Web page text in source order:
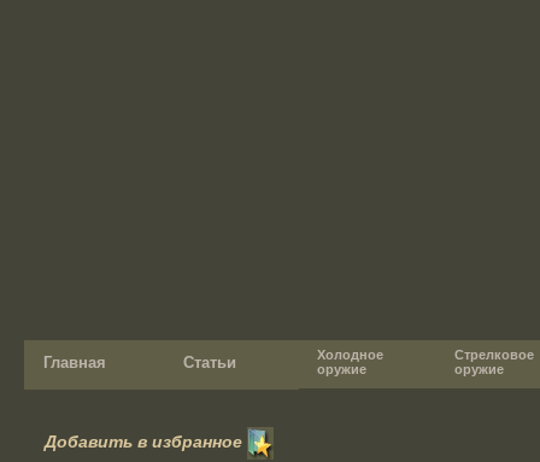
Главная Статьи
Холодное
оружие
Стрелковое
оружие
Добавить в избранное